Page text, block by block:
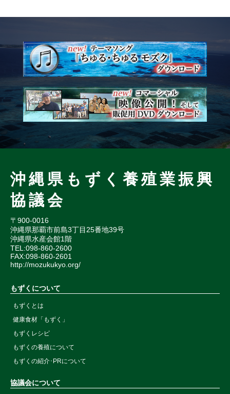
沖縄県もずく養殖業振興
協議会
〒900-0016
沖縄県那覇市前島3丁目25番地39号
沖縄県水産会館1階
TEL:098-860-2600
FAX:098-860-2601
http://mozukukyo.org/
もずくについて
もずくとは
健康食材「もずく」
もずくレシピ
もずくの養殖について
もずくの紹介･PRについて
協議会について